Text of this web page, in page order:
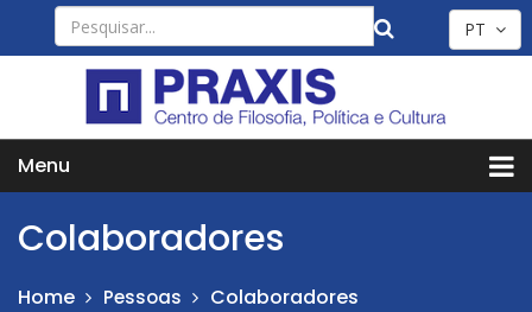
PT
Menu
Colaboradores
Home Pessoas Colaboradores